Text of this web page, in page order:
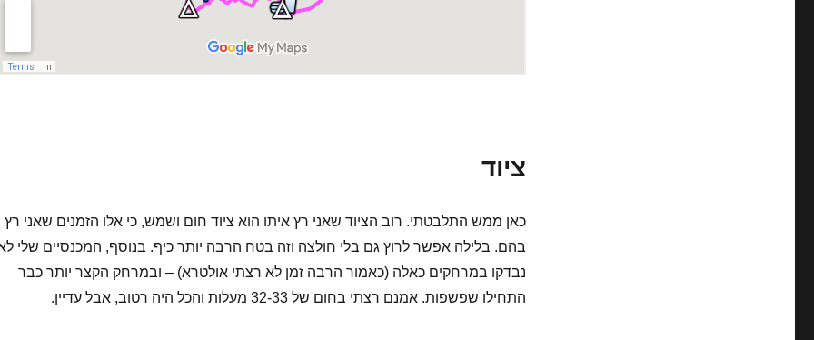
ציוד
כאן ממש התלבטתי. רוב הציוד שאני רץ איתו הוא ציוד חום ושמש, כי אלו הזמנים שאני רץ
בהם. בלילה אפשר לרוץ גם בלי חולצה וזה בטח הרבה יותר כיף. בנוסף, המכנסיים שלי
נבדקו במרחקים כאלה (כאמור הרבה זמן לא רצתי אולטרא) – ובמרחק הקצר יותר כבר
התחילו שפשפות. אמנם רצתי בחום של 32-33 מעלות והכל היה רטוב, אבל עדיין.